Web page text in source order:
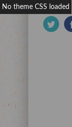
No theme CSS loaded